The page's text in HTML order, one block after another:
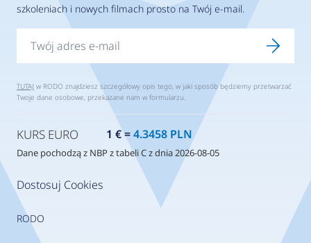
Dostosuj Cookies
RODO
szkoleniach i nowych filmach prosto na Twój e-mail.
TUTAJ w RODO znajdziesz szczegółowy opis tego, w jaki sposób będziemy przetwarzać
Twoje dane osobowe, przekazane nam w formularzu.
KURS EURO 1 € =4.3458 PLN
Dane pochodzą z NBP z tabeli C z dnia 2026-08-05